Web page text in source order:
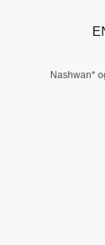
Nashwan*